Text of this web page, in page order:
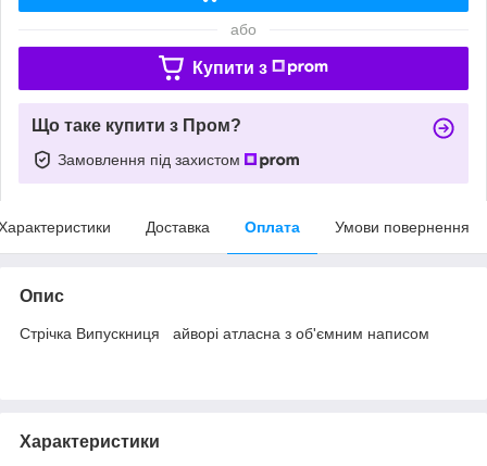
або
Купити з
Що таке купити з Пром?
Замовлення під захистом
Доставка Оплата Умови повернення
Опис
Стрічка Випускниця айворі атласна з об'ємним написом
Характеристики